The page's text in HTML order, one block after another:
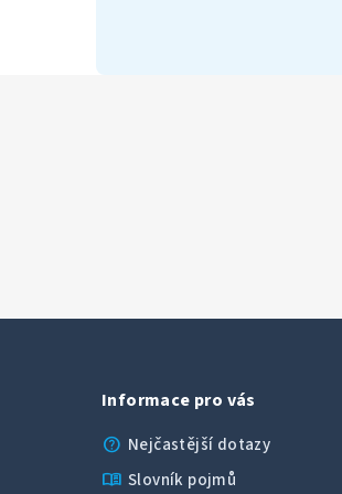
Informace pro vás
help Nejčastější dotazy
menu_book Slovník pojmů